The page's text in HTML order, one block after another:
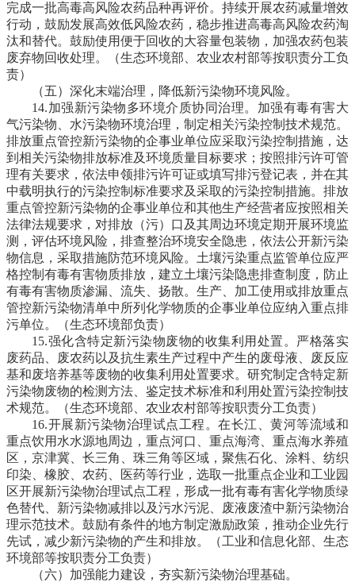
完成一批高毒高风险农药品种再评价。持续开展农药减量增效
行动，鼓励发展高效低风险农药，稳步推进高毒高风险农药淘
汰和替代。鼓励使用便于回收的大容量包装物，加强农药包装
废弃物回收处理。
（生态环境部、农业农村部等按职责分工负
责）
（五）深化末端治理，降低新污染物环境风险。
14.加强新污染物多环境介质协同治理。 加强有毒有害大
气污染物、水污染物环境治理，制定相关污染控制技术规范。
排放重点管控新污染物的企事业单位应采取污染控制措施，达
到相关污染物排放标准及环境质量目标要求；按照排污许可管
理有关要求，依法申领排污许可证或填写排污登记表，并在其
中载明执行的污染控制标准要求及采取的污染控制措施。排放
重点管控新污染物的企事业单位和其他生产经营者应按照相关
法律法规要求，对排放（污）口及其周边环境定期开展环境监
测，评估环境风险，排查整治环境安全隐患，依法公开新污染
物信息，采取措施防范环境风险。土壤污染重点监管单位应严
格控制有毒有害物质排放，建立土壤污染隐患排查制度，防止
有毒有害物质渗漏、流失、扬散。生产、加工使用或排放重点
管控新污染物清单中所列化学物质的企事业单位应纳入重点排
污单位。
（生态环境部负责）
15.强化含特定新污染物废物的收集利用处置。 严格落实
废药品、废农药以及抗生素生产过程中产生的废母液、废反应
基和废培养基等废物的收集利用处置要求。研究制定含特定新
污染物废物的检测方法、鉴定技术标准和利用处置污染控制技
术规范。
（生态环境部、农业农村部等按职责分工负责）
16.开展新污染物治理试点工程。在长江、黄河等流域和
重点饮用水水源地周边，重点河口、重点海湾、重点海水养殖
区，京津冀、长三角、珠三角等区域，聚焦石化、涂料、纺织
印染、橡胶、农药、医药等行业，选取一批重点企业和工业园
区开展新污染物治理试点工程，形成一批有毒有害化学物质绿
色替代、新污染物减排以及污水污泥、废液废渣中新污染物治
理示范技术。鼓励有条件的地方制定激励政策，推动企业先行
先试，减少新污染物的产生和排放。
（工业和信息化部、生态
环境部等按职责分工负责）
（六）加强能力建设，夯实新污染物治理基础。